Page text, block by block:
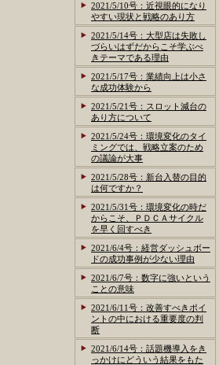
2021/5/10号：近視眼的になり
やすい現状と戦略のあり方
2021/5/14号：大型店は失敗し
づらいはずだからこそ学ぶべ
きテーマである理由
2021/5/17号：業績向上は小さ
な成功体験から
2021/5/21号：スロット減台の
あり方について
2021/5/24号：環境変化のタイ
ミングでは、戦略立案のため
の議論が大事
2021/5/28号：新台入替の目的
は何ですか？
2021/5/31号：環境変化の時だ
からこそ、ＰＤＣＡサイクル
を早く回すべき
2021/6/4号：経営ダッシュボー
ドの成功事例が少ない理由
2021/6/7号：数字に強いという
ことの意味
2021/6/11号：改善すべきポイ
ントの中における重要度の判
断
2021/6/14号：話題機導入をき
っかけにどういう結果をもた